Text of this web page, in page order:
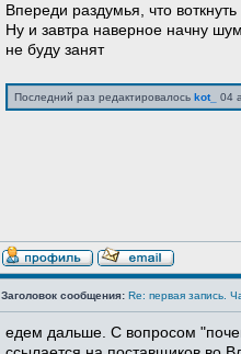
Впереди раздумья, что
Ну и завтра наверное начну
не буду занят
Последний раз редактировалось kot_ 04
Заголовок сообщения: Re: первая запись.
едем дальше. С вопросом